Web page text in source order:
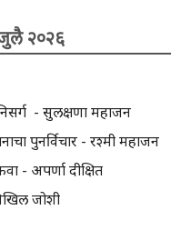
२०२६
- सुलक्षणा महाजन
पुनर्विचार - रश्मी महाजन
- अपर्णा दीक्षित
जोशी